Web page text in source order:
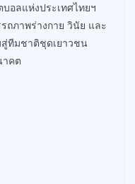
อลแห่งประเทศไทยฯ
ถภาพร่างกาย วินัย และ
ทีมชาติชุดเยาวชน
าคต